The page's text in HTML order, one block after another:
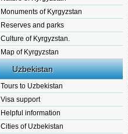
Monuments of Kyrgyzstan
Reserves and parks
Culture of Kyrgyzstan.
Map of Kyrgyzstan
Uzbekistan
Tours to Uzbekistan
Visa support
Helpful information
Cities of Uzbekistan